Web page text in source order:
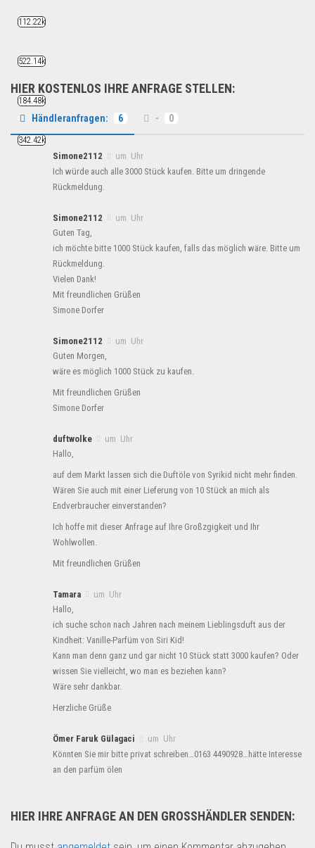
Fashion & Mode
HIER KOSTENLOS IHRE ANFRAGE STELLEN:
Händleranfragen: 6 - 0
Simone2112
um Uhr
Ich würde auch alle 3000 Stück kaufen. Bitte um dringende
Rückmeldung.
Simone2112
um Uhr
Guten Tag,
ich möchte bitte 1000 Stück kaufen, falls das möglich wäre. Bitte um
Rückmeldung.
Vielen Dank!
Mit freundlichen Grüßen
Simone Dorfer
Simone2112
um Uhr
Guten Morgen,
wäre es möglich 1000 Stück zu kaufen.
Mit freundlichen Grüßen
Simone Dorfer
duftwolke
um Uhr
Hallo,
auf dem Markt lassen sich die Duftöle von Syrikid nicht mehr finden.
Wären Sie auch mit einer Lieferung von 10 Stück an mich als
Endverbraucher einverstanden?
Ich hoffe mit dieser Anfrage auf Ihre Großzgigkeit und Ihr
Wohlwollen.
Mit freundlichen Grüßen
Tamara
um Uhr
Hallo,
ich suche schon nach Jahren nach meinem Lieblingsduft aus der
Kindheit: Vanille-Parfüm von Siri Kid!
Kann man denn ganz und gar nicht 10 Stück statt 3000 kaufen? Oder
wissen Sie vielleicht, wo man es beziehen kann?
Wäre sehr dankbar.
Herzliche Grüße
Ömer Faruk Gülagaci
um Uhr
Könnten Sie mir bitte privat schreiben…0163 4490928…hätte Interesse
an den parfüm ölen
HIER IHRE ANFRAGE AN DEN GROSSHÄNDLER SENDEN:
112.22k
522.14k
184.48k
342.42k